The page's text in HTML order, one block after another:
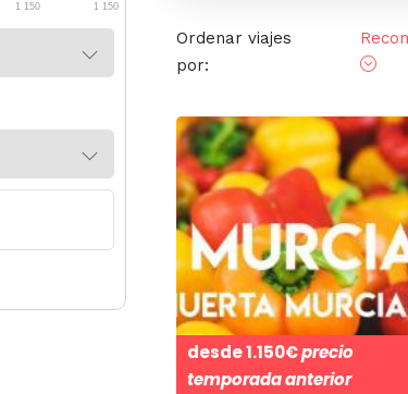
Ordenar viajes
por:
desde1.150€precio
temporada anterior
1 150 1 150